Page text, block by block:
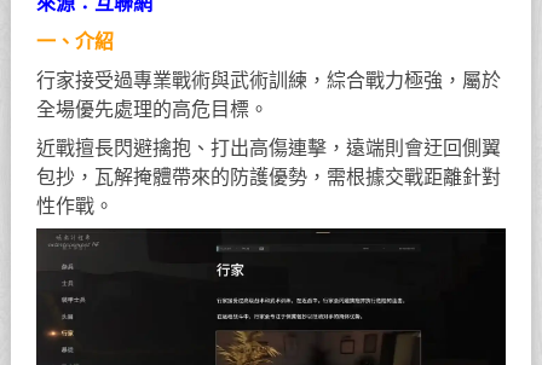
一、介紹
行家接受過專業戰術與武術訓練，綜合戰力極強，屬於
全場優先處理的高危目標。
近戰擅長閃避擒抱、打出高傷連擊，遠端則會迂回側翼
包抄，瓦解掩體帶來的防護優勢，需根據交戰距離針對
性作戰。